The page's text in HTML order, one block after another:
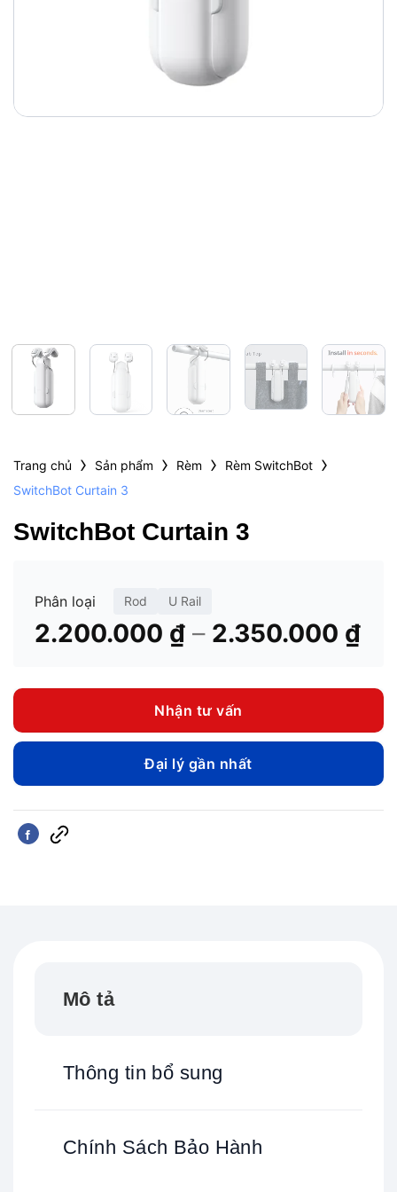
Trang chủ › Sản phẩm › Rèm › Rèm SwitchBot ›
SwitchBot Curtain 3
SwitchBot Curtain 3
Phân loại Rod U Rail
2.200.000 ₫ – 2.350.000 ₫
từ
Nhận tư vấn
Đại lý gần nhất
Mô tả
Thông tin bổ sung
Chính Sách Bảo Hành